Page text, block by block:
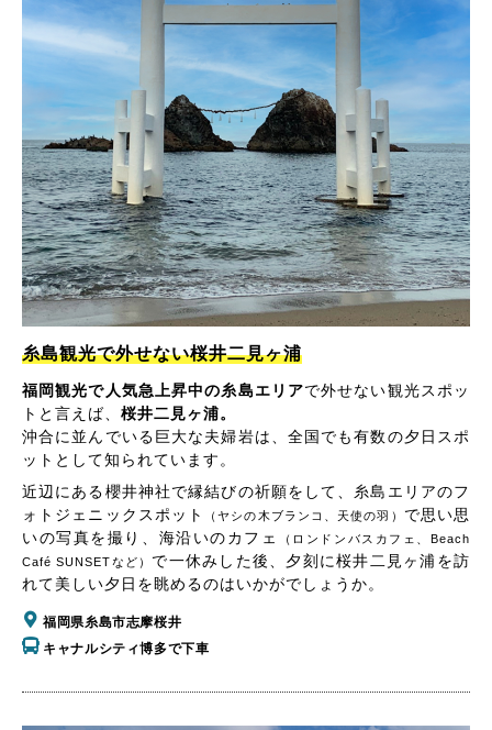
糸島観光で外せない桜井二見ヶ浦
福岡観光で人気急上昇中の糸島エリアで外せない観光スポッ
トと言えば、 桜井二見ヶ浦。
沖合に並んでいる巨大な夫婦岩は、全国でも有数の夕日スポ
ットとして知られています。
近辺にある櫻井神社で縁結びの祈願をして、糸島エリアのフ
ォトジェニックスポット
（ヤシの木ブランコ、天使の羽）
で思い思
いの写真を撮り、海沿いのカフェ
（ロンドンバスカフェ、Beach
Café SUNSETなど） で一休みした後、夕刻に桜井二見ヶ浦を訪
れて美しい夕日を眺めるのはいかがでしょうか。
福岡県糸島市志摩桜井
キャナルシティ博多で下車